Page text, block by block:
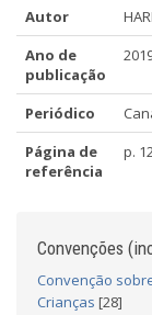
Autor
Ano de
publicação
Periódico
Página de
referência
p.
Convenções
Convenção
Crianças [28]